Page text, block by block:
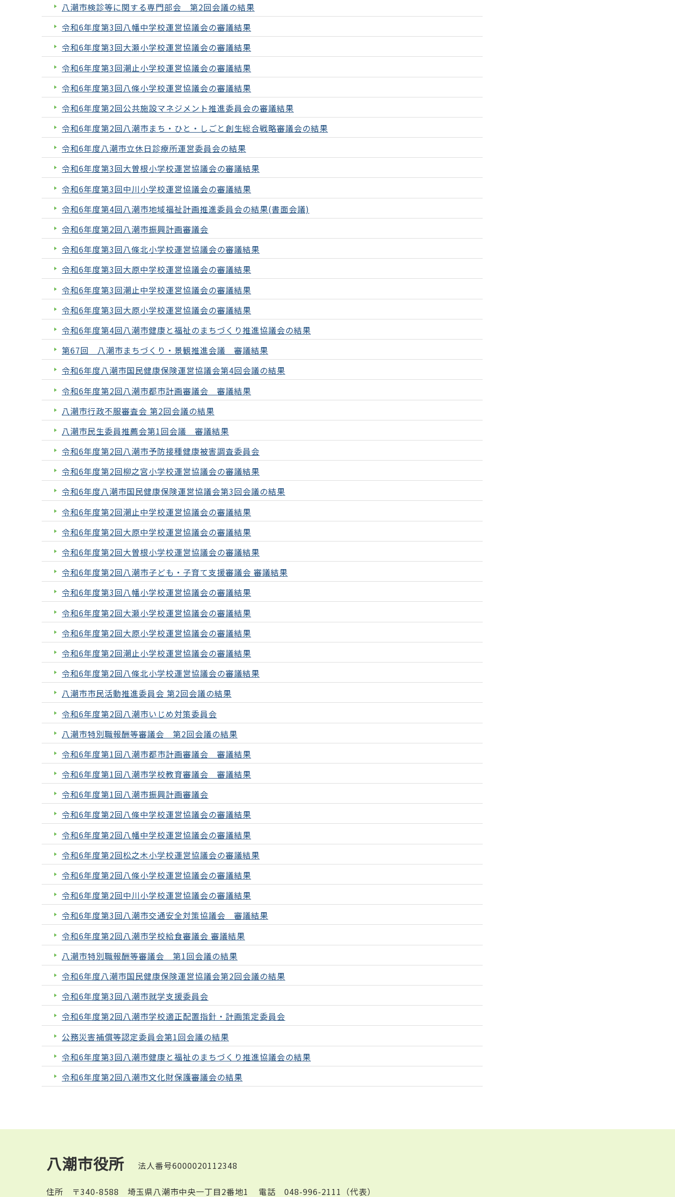
八潮市検診等に関する専門部会 第2回会議の結果
令和6年度第3回八幡中学校運営協議会の審議結果
令和6年度第3回大瀬小学校運営協議会の審議結果
令和6年度第3回潮止小学校運営協議会の審議結果
令和6年度第3回八條小学校運営協議会の審議結果
令和6年度第2回公共施設マネジメント推進委員会の審議結果
令和6年度第2回八潮市まち・ひと・しごと創生総合戦略審議会の結果
令和6年度八潮市立休日診療所運営委員会の結果
令和6年度第3回大曽根小学校運営協議会の審議結果
令和6年度第3回中川小学校運営協議会の審議結果
令和6年度第4回八潮市地域福祉計画推進委員会の結果(書面会議)
令和6年度第2回八潮市振興計画審議会
令和6年度第3回八條北小学校運営協議会の審議結果
令和6年度第3回大原中学校運営協議会の審議結果
令和6年度第3回潮止中学校運営協議会の審議結果
令和6年度第3回大原小学校運営協議会の審議結果
令和6年度第4回八潮市健康と福祉のまちづくり推進協議会の結果
第67回 八潮市まちづくり・景観推進会議 審議結果
令和6年度八潮市国民健康保険運営協議会第4回会議の結果
令和6年度第2回八潮市都市計画審議会 審議結果
八潮市行政不服審査会 第2回会議の結果
八潮市民生委員推薦会第1回会議 審議結果
令和6年度第2回八潮市予防接種健康被害調査委員会
令和6年度第2回柳之宮小学校運営協議会の審議結果
令和6年度八潮市国民健康保険運営協議会第3回会議の結果
令和6年度第2回潮止中学校運営協議会の審議結果
令和6年度第2回大原中学校運営協議会の審議結果
令和6年度第2回大曽根小学校運営協議会の審議結果
令和6年度第2回八潮市子ども・子育て支援審議会 審議結果
令和6年度第3回八幡小学校運営協議会の審議結果
令和6年度第2回大瀬小学校運営協議会の審議結果
令和6年度第2回大原小学校運営協議会の審議結果
令和6年度第2回潮止小学校運営協議会の審議結果
令和6年度第2回八條北小学校運営協議会の審議結果
八潮市市民活動推進委員会 第2回会議の結果
令和6年度第2回八潮市いじめ対策委員会
八潮市特別職報酬等審議会 第2回会議の結果
令和6年度第1回八潮市都市計画審議会 審議結果
令和6年度第1回八潮市学校教育審議会 審議結果
令和6年度第1回八潮市振興計画審議会
令和6年度第2回八條中学校運営協議会の審議結果
令和6年度第2回八幡中学校運営協議会の審議結果
令和6年度第2回松之木小学校運営協議会の審議結果
令和6年度第2回八條小学校運営協議会の審議結果
令和6年度第2回中川小学校運営協議会の審議結果
令和6年度第3回八潮市交通安全対策協議会 審議結果
令和6年度第2回八潮市学校給食審議会 審議結果
八潮市特別職報酬等審議会 第1回会議の結果
令和6年度八潮市国民健康保険運営協議会第2回会議の結果
令和6年度第3回八潮市就学支援委員会
令和6年度第2回八潮市学校適正配置指針・計画策定委員会
公務災害補償等認定委員会第1回会議の結果
令和6年度第3回八潮市健康と福祉のまちづくり推進協議会の結果
令和6年度第2回八潮市文化財保護審議会の結果
八潮市役所 法人番号6000020112348
住所 〒340-8588 埼玉県八潮市中央一丁目2番地1 電話 048-996-2111（代表）